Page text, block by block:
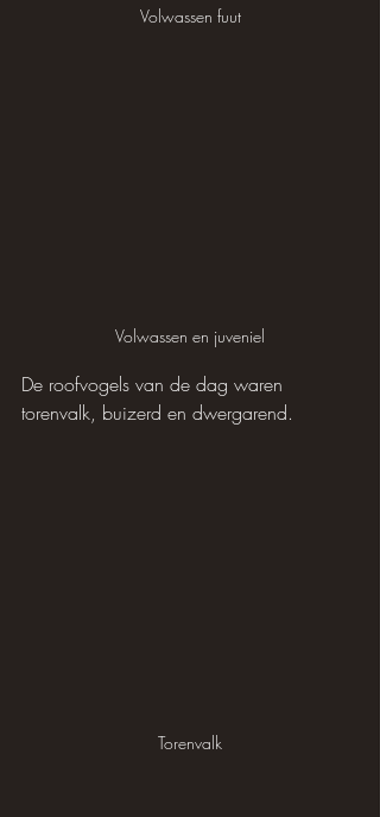
Volwassen fuut
Volwassen en juveniel
De roofvogels van de dag waren
torenvalk, buizerd en dwergarend.
Torenvalk